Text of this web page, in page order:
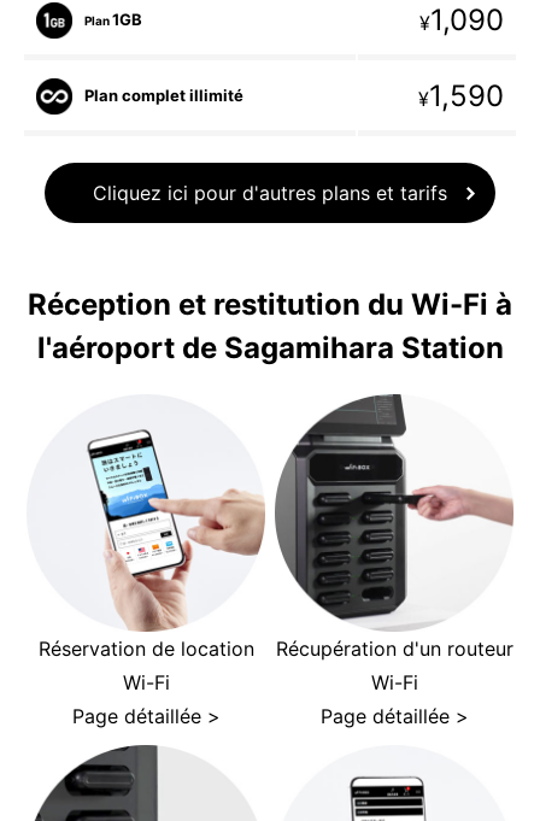
Plan1GB ¥1,090
Plan complet illimité ¥1,590
Cliquez ici pour d'autres plans et tarifs
Réception et restitution du Wi-Fi à
l'aéroport de Sagamihara Station
Réservation de location
Wi-Fi
Page détaillée >
Récupération d'un routeur
Wi-Fi
Page détaillée >